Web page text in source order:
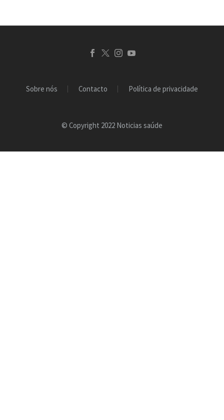
Sobre nós Contacto Política de privacidade
© Copyright 2022 Noticias saúde